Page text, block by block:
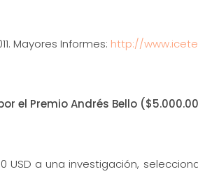
Mayores Informes: http://
el Premio Andrés Bello
USD a una investigación,